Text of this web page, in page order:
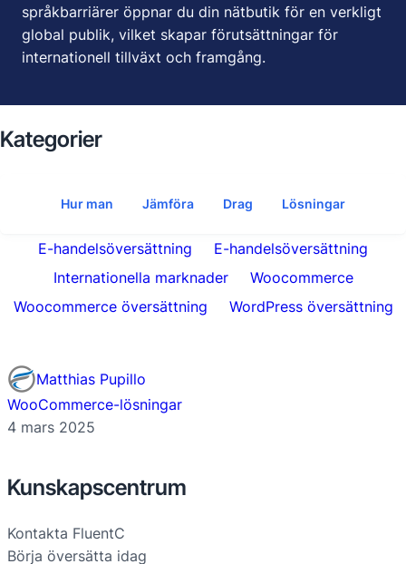
språkbarriärer öppnar du din nätbutik för en verkligt
global publik, vilket skapar förutsättningar för
internationell tillväxt och framgång.
Kategorier
Hur man Jämföra Drag Lösningar
E-handelsöversättning
E-handelsöversättning
Internationella marknader
Woocommerce
Woocommerce översättning
WordPress översättning
Matthias Pupillo
WooCommerce-lösningar
4 mars 2025
Kunskapscentrum
Kontakta FluentC
Börja översätta idag